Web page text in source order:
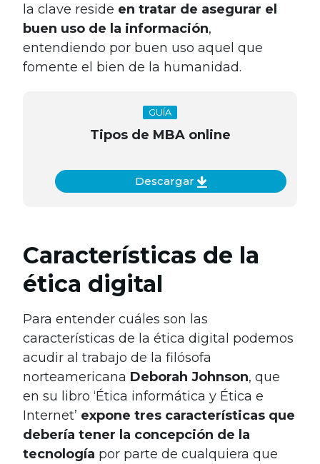
la clave reside en tratar de asegurar el
buen uso de la información,
entendiendo por buen uso aquel que
fomente el bien de la humanidad.
GUÍA
Tipos de MBA online
Descargar
Características de la
ética digital
Para entender cuáles son las
características de la ética digital podemos
acudir al trabajo de la filósofa
norteamericana Deborah Johnson, que
en su libro ‘Ética informática y Ética e
Internet’ expone tres características que
debería tener la concepción de la
tecnología por parte de cualquiera que